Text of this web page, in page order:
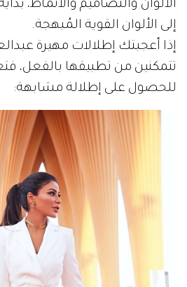
الألوان والتصاميم والأنماط،
إلى الألوان القوية المُبهجة.
إذا أعجبتك إطلالات مهيرة
تتمكنين من تطبيقها بالفعل،
للحصول على إطلالة مشابهة: